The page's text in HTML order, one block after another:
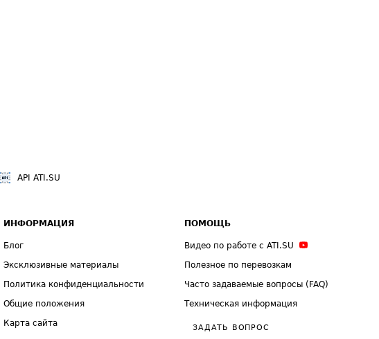
API ATI.SU
ИНФОРМАЦИЯ
Блог
Эксклюзивные материалы
Политика конфиденциальности
Общие положения
Карта сайта
ПОМОЩЬ
Видео по работе с ATI.SU
Полезное по перевозкам
Часто задаваемые вопросы (FAQ)
Техническая информация
ЗАДАТЬ ВОПРОС